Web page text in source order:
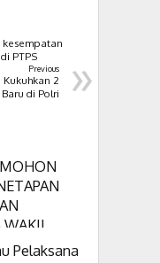
PTPS
»
Previous
2
di Polri
Pelaksana